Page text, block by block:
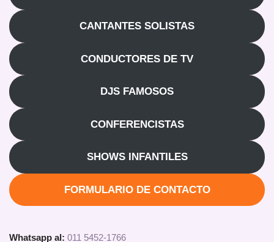
CANTANTES SOLISTAS
CONDUCTORES DE TV
DJS FAMOSOS
CONFERENCISTAS
SHOWS INFANTILES
FORMULARIO DE CONTACTO
Whatsapp al: 011 5452-1766